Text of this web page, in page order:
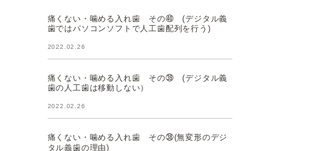
痛くない・噛める入れ歯 その㊵ (デジタル義
歯ではパソコンソフトで人工歯配列を行う)
2022.02.26
痛くない・噛める入れ歯 その㊴ (デジタル義
歯の人工歯は移動しない）
2022.02.26
痛くない・噛める入れ歯 その㊳(無変形のデジ
タル義歯の理由)